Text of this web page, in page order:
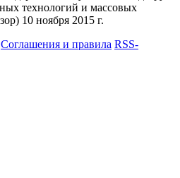
технологий и массовых
10 ноября 2015 г.
Соглашения и правила RSS-